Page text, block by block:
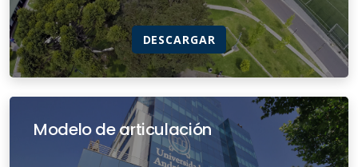
DESCARGAR
Modelo de articulación